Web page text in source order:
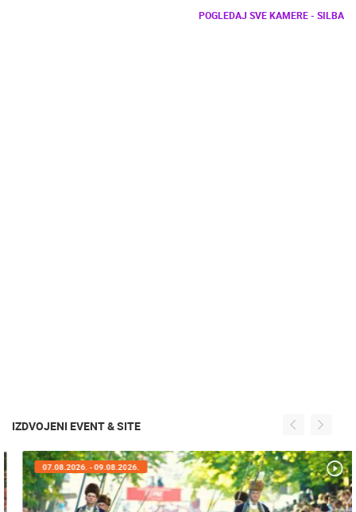
POGLEDAJ SVE KAMERE - SILBA
IZDVOJENI EVENT & SITE
07.08.2026. - 09.08.2026.